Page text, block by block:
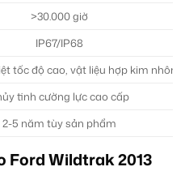
>30.000 giờ
IP67/IP68
tốc độ cao, vật liệu hợp kim nhôm
tinh cường lực cao cấp
2-5 năm tùy sản phẩm
Ford Wildtrak 2013